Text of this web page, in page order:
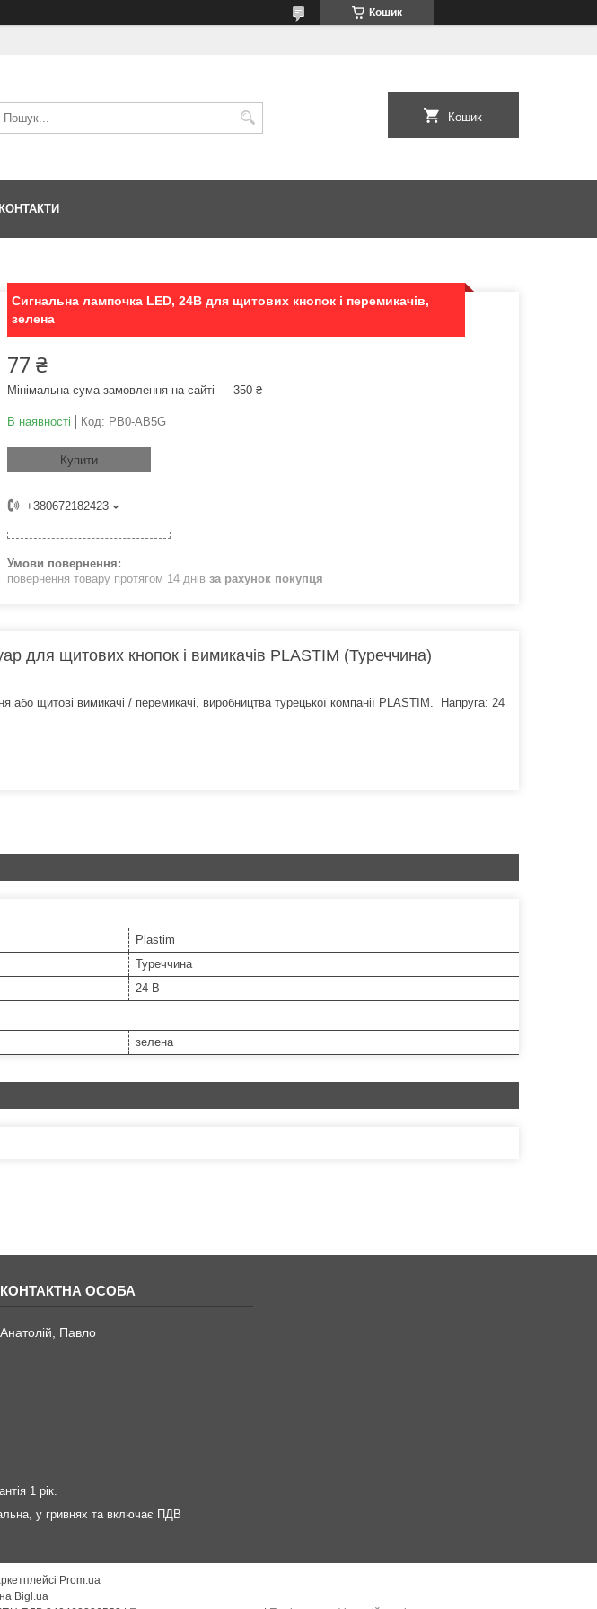
Кошик
Кошик
КОНТАКТИ
Сигнальна лампочка LED, 24В для щитових кнопок і перемикачів,
зелена
77 ₴
Мінімальна сума замовлення на сайті — 350 ₴
В наявності Код: PB0-AB5G
Купити
+380672182423
повернення товару протягом 14 днів за рахунок покупця
для щитових кнопок і вимикачів PLASTIM (Туреччина)
або щитові вимикачі / перемикачі, виробництва турецької компанії PLASTIM. Напруга: 24
Plastim
Туреччина
24 В
зелена
Анатолій, Павло
1 рік.
у гривнях та включає ПДВ
Prom.ua
Bigl.ua